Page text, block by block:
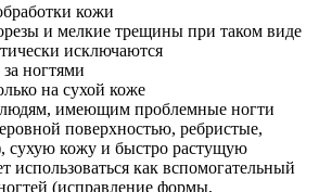
кожи
и мелкие трещины при таком виде
исключаются
ногтями
на сухой коже
людям, имеющим проблемные ногти
поверхностью, ребристые,
сухую кожу и быстро растущую
использоваться как вспомогательный
(исправление формы,